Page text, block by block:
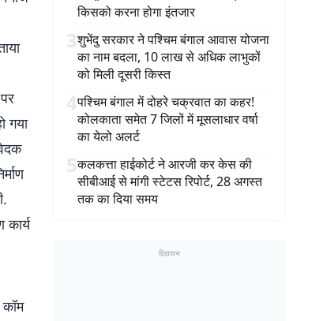
गया
कार्य
किसको करना होगा इंतजार
3शुभेंदु सरकार ने पश्चिम बंगाल आवास योजना
का नाम बदला, 10 लाख से अधिक लाभुकों
को मिली दूसरी किस्त
4पश्चिम बंगाल में दोहरे चक्रवात का कहर!
कोलकाता समेत 7 जिलों में मूसलाधार वर्षा
का येलो अलर्ट
5कलकत्ता हाईकोर्ट ने आरजी कर केस की
सीबीआई से मांगी स्टेटस रिपोर्ट, 28 अगस्त
तक का दिया समय
विज्ञापन